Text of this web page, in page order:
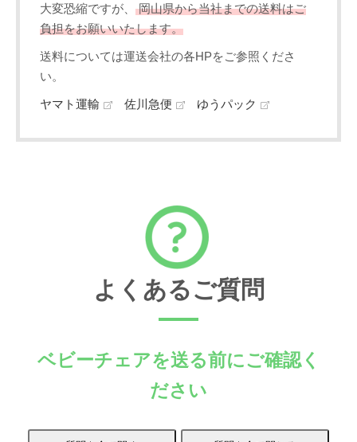
大変恐縮ですが、 岡山県から当社までの送料はご
負担をお願いいたします。
送料については運送会社の各HPをご参照くださ
い。
ヤマト運輸 佐川急便 ゆうパック
よくあるご質問
ベビーチェアを送る前にご確認く
ださい